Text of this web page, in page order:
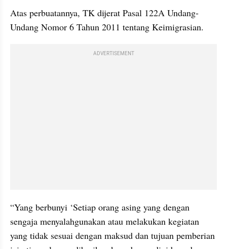
Atas perbuatannya, TK dijerat Pasal 122A Undang-
Undang Nomor 6 Tahun 2011 tentang Keimigrasian.
ADVERTISEMENT
“Yang berbunyi ‘Setiap orang asing yang dengan
sengaja menyalahgunakan atau melakukan kegiatan
yang tidak sesuai dengan maksud dan tujuan pemberian